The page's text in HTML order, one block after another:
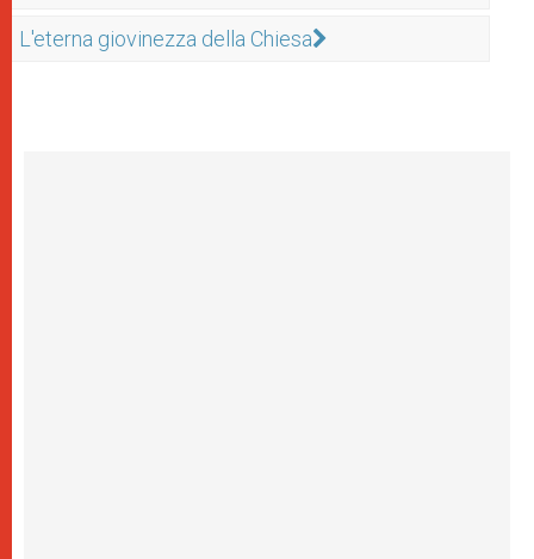
L'eterna giovinezza della Chiesa